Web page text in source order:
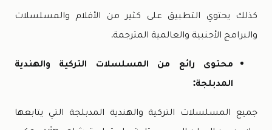
كذلك يحتوي التطبيق على كثير من الأفلام والمسلسلات
والبرامج الأجنبية والعالمية المترجمة.
محتوى رائع من المسلسلات التركية والهندية
المدبلجة:
جميع المسلسلات التركية والهندية المدبلجة التي يتابعها